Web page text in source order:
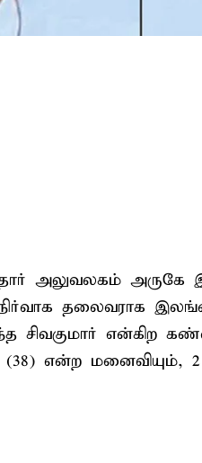
அலுவலகம்
நிர்வாக தலைவராக
சிவகுமார் என்கிற
(38) என்ற மனைவியும்,